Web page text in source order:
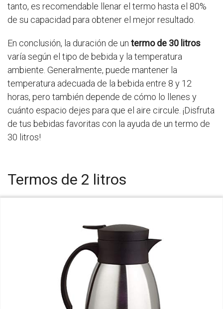
tanto, es recomendable llenar el termo hasta el 80%
de su capacidad para obtener el mejor resultado.
En conclusión, la duración de un termo de 30 litros
varía según el tipo de bebida y la temperatura
ambiente. Generalmente, puede mantener la
temperatura adecuada de la bebida entre 8 y 12
horas, pero también depende de cómo lo llenes y
cuánto espacio dejes para que el aire circule. ¡Disfruta
de tus bebidas favoritas con la ayuda de un termo de
30 litros!
Termos de 2 litros